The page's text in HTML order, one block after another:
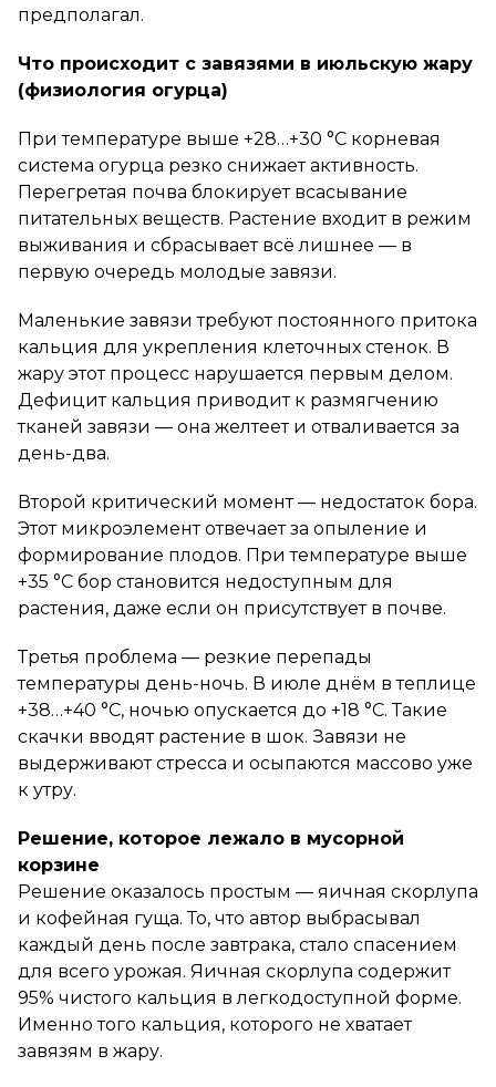
предполагал.
Что происходит с завязями в июльскую жару
(физиология огурца)
При температуре выше +28…+30 °C корневая
система огурца резко снижает активность.
Перегретая почва блокирует всасывание
питательных веществ. Растение входит в режим
выживания и сбрасывает всё лишнее — в
первую очередь молодые завязи.
Маленькие завязи требуют постоянного притока
кальция для укрепления клеточных стенок. В
жару этот процесс нарушается первым делом.
Дефицит кальция приводит к размягчению
тканей завязи — она желтеет и отваливается за
день-два.
Второй критический момент — недостаток бора.
Этот микроэлемент отвечает за опыление и
формирование плодов. При температуре выше
+35 °C бор становится недоступным для
растения, даже если он присутствует в почве.
Третья проблема — резкие перепады
температуры день-ночь. В июле днём в теплице
+38…+40 °C, ночью опускается до +18 °C. Такие
скачки вводят растение в шок. Завязи не
выдерживают стресса и осыпаются массово уже
к утру.
Решение, которое лежало в мусорной
корзине
Решение оказалось простым — яичная скорлупа
и кофейная гуща. То, что автор выбрасывал
каждый день после завтрака, стало спасением
для всего урожая. Яичная скорлупа содержит
95% чистого кальция в легкодоступной форме.
Именно того кальция, которого не хватает
завязям в жару.